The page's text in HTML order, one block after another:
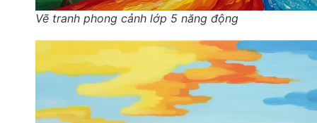
Vẽ tranh phong cảnh lớp 5 năng động